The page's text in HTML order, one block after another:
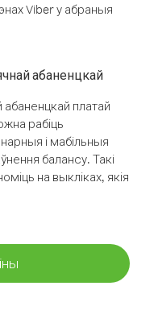
Viber у абраныя
абаненцкай
платай
рабіць
і мабільныя
балансу. Такі
на выкліках, якія